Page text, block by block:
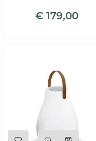
€ 179,00